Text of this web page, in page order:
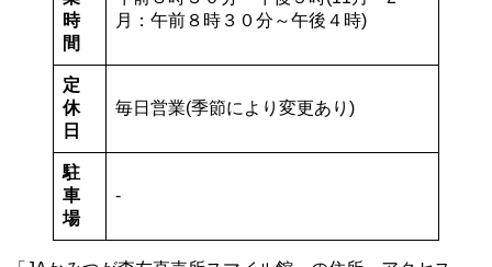
時
間
月：午前８時３０分～午後４時)
定
休
日
毎日営業(季節により変更あり)
駐
車
場
-